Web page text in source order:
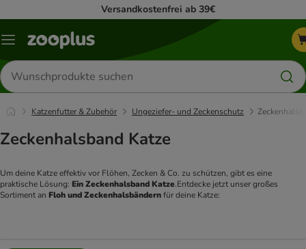
Versandkostenfrei ab 39€
Menü
Produkte
suchen
Katzenfutter & Zubehör Ungeziefer- und Zeckenschutz
Zeckenhalsband Katze
Um deine Katze effektiv vor Flöhen, Zecken & Co. zu schützen, gibt es eine
praktische Lösung: Ein Zeckenhalsband Katze.Entdecke jetzt unser großes
Sortiment an Floh und Zeckenhalsbändern